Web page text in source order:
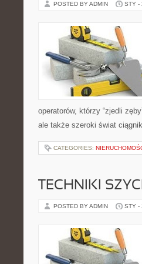
POSTED BY ADMIN STY -
operatorów, którzy “zjedli
ale także szeroki świat
CATEGORIES:
TECHNIKI
POSTED BY ADMIN STY -